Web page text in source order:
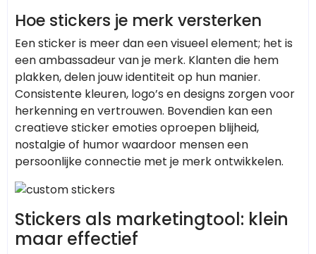
Hoe stickers je merk versterken
Een sticker is meer dan een visueel element; het is
een ambassadeur van je merk. Klanten die hem
plakken, delen jouw identiteit op hun manier.
Consistente kleuren, logo’s en designs zorgen voor
herkenning en vertrouwen. Bovendien kan een
creatieve sticker emoties oproepen blijheid,
nostalgie of humor waardoor mensen een
persoonlijke connectie met je merk ontwikkelen.
Stickers als marketingtool: klein
maar effectief